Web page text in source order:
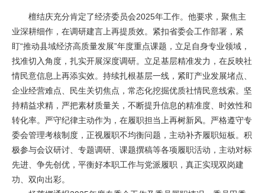
檀结庆充分肯定了经济委员会2025年工作。他要求，聚焦主
业深耕细作，在调研建言上再提质效。紧扣省委会工作部署，紧
盯“推动县域经济高质量发展”年度重点课题，立足自身专业领域，
找准切入角度，扎实开展深度调研。立足基层精准发力，在反映社
情民意信息上再添实效。持续扎根基层一线，紧盯产业发展堵点、
企业经营难点、民生关切焦点，常态化挖掘优质社情民意线索。坚
持精益求精，严把素材质量关，不断提升信息的精准度、时效性和
转化率。严守纪律主动作为，在履职担当上再树新风。严格遵守专
委会管理考核制度，正视履职不均衡问题，主动补齐履职短板。积
极参与会议研讨、专题调研、课题撰稿等各项履职活动，主动对标
先进、争先创优，平衡好本职工作与党派履职，真正实现双岗建
功、双向出彩。